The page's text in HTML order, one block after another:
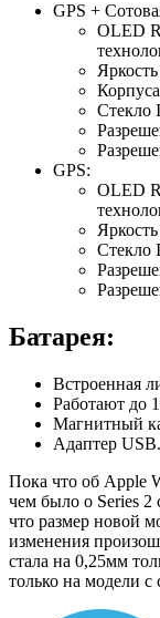
GPS +
OLED
Стекло
GPS:
OLED
Стекло
Батарея:
Встроенная
Работают до
Магнитный
Адаптер USB.
Пока что об Apple
чем было о Series 2
что размер новой
изменения
стала на 0,25мм
только на модели с